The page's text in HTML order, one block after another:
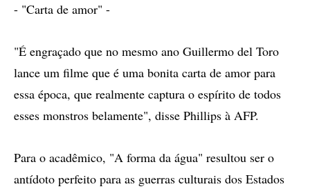
- "Carta de amor" -
"É engraçado que no mesmo ano Guillermo del Toro
lance um filme que é uma bonita carta de amor para
essa época, que realmente captura o espírito de todos
esses monstros belamente", disse Phillips à AFP.
Para o acadêmico, "A forma da água" resultou ser o
antídoto perfeito para as guerras culturais dos Estados